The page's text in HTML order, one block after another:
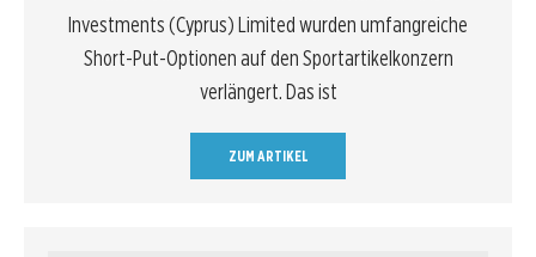
Investments (Cyprus) Limited wurden umfangreiche
Short-Put-Optionen auf den Sportartikelkonzern
verlängert. Das ist
ZUM ARTIKEL